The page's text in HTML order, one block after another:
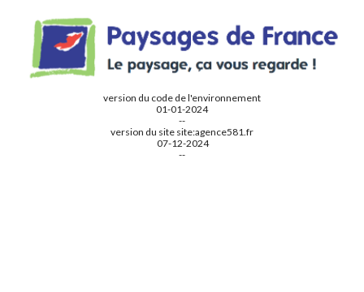
version du code de l'environnement
01-01-2024
--
version du site site:agence581.fr
07-12-2024
--